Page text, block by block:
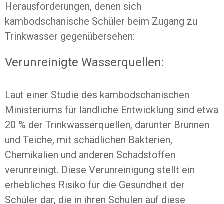
Herausforderungen, denen sich
kambodschanische Schüler beim Zugang zu
Trinkwasser gegenübersehen:
Verunreinigte Wasserquellen:
Laut einer Studie des kambodschanischen
Ministeriums für ländliche Entwicklung sind etwa
20 % der Trinkwasserquellen, darunter Brunnen
und Teiche, mit schädlichen Bakterien,
Chemikalien und anderen Schadstoffen
verunreinigt. Diese Verunreinigung stellt ein
erhebliches Risiko für die Gesundheit der
Schüler dar, die in ihren Schulen auf diese